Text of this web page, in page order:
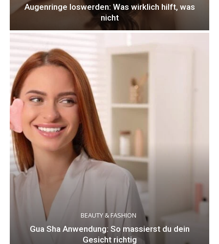
Augenringe loswerden: Was wirklich hilft, was
nicht
BEAUTY & FASHION
Gua Sha Anwendung: So massierst du dein
Gesicht richtig